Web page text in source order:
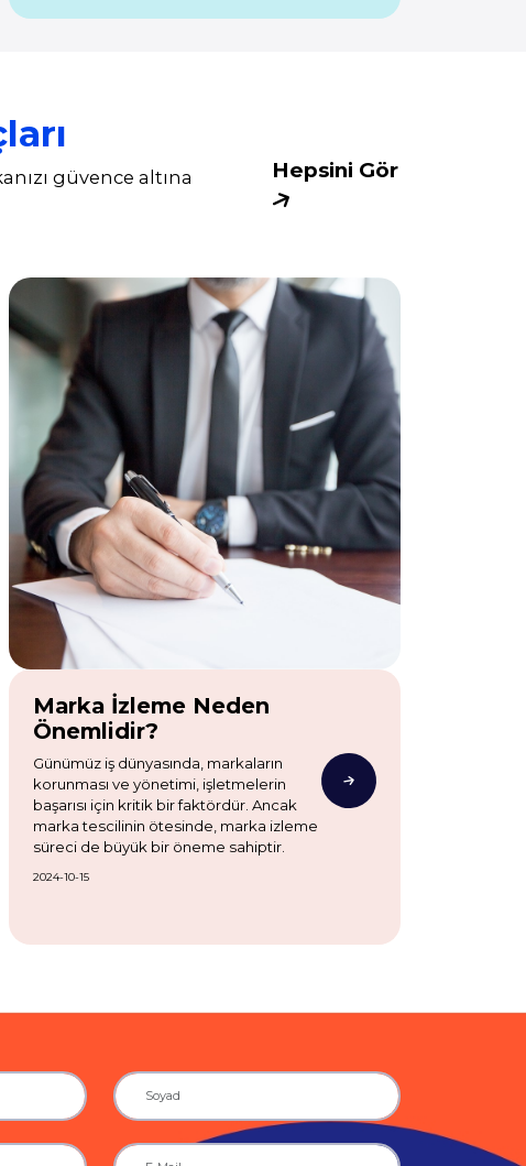
güvence altına
Hepsini Gör
Marka İzleme Neden
Önemlidir?
Günümüz iş dünyasında, markaların
korunması ve yönetimi, işletmelerin
başarısı için kritik bir faktördür. Ancak
marka tescilinin ötesinde, marka izleme
süreci de büyük bir öneme sahiptir.
2024-10-15